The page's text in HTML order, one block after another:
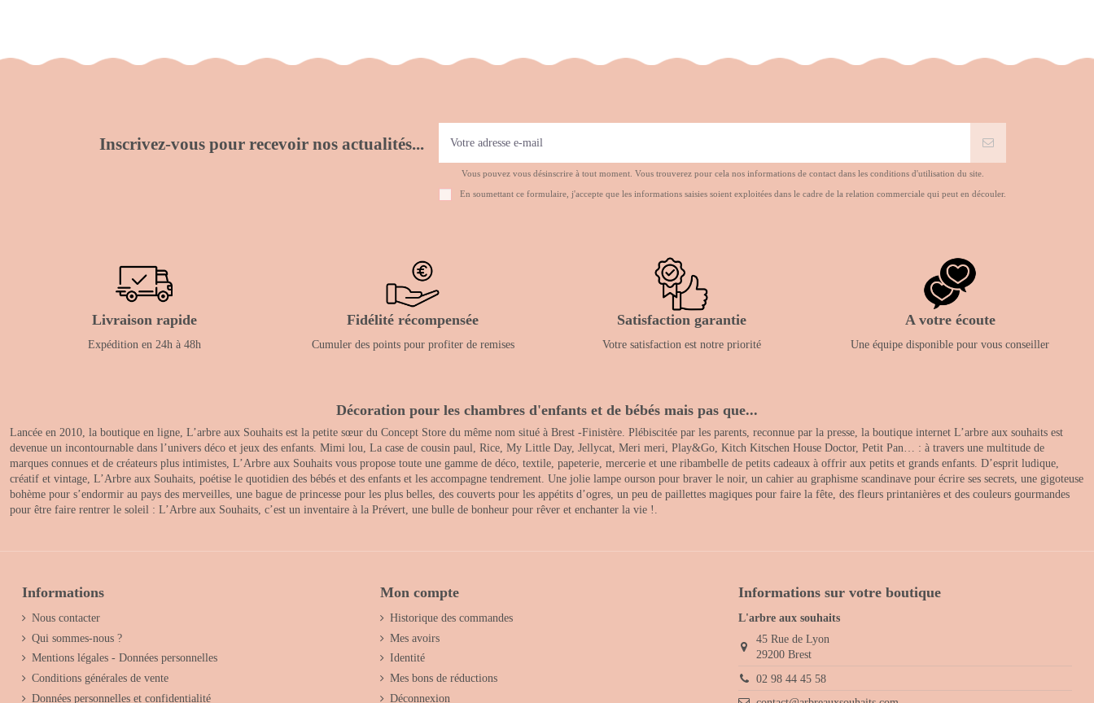
Inscrivez-vous pour recevoir nos actualités...
Vous pouvez vous désinscrire à tout moment. Vous trouverez pour cela nos informations de contact dans les conditions d'utilisation du site.
En soumettant ce formulaire, j'accepte que les informations saisies soient exploitées dans le cadre de la relation commerciale qui peut en découler.
Livraison rapide
Expédition en 24h à 48h
Fidélité récompensée
Cumuler des points pour profiter de remises
Satisfaction garantie
Votre satisfaction est notre priorité
A votre écoute
Une équipe disponible pour vous conseiller
Décoration pour les chambres d'enfants et de bébés mais pas que...
Lancée en 2010, la boutique en ligne, L’arbre aux Souhaits est la petite sœur du Concept Store du même nom situé à Brest -Finistère. Plébiscitée par les parents, reconnue par la presse, la boutique internet L’arbre aux souhaits est
devenue un incontournable dans l’univers déco et jeux des enfants. Mimi lou, La case de cousin paul, Rice, My Little Day, Jellycat, Meri meri, Play&Go, Kitch Kitschen House Doctor, Petit Pan… : à travers une multitude de
marques connues et de créateurs plus intimistes, L’Arbre aux Souhaits vous propose toute une gamme de déco, textile, papeterie, mercerie et une ribambelle de petits cadeaux à offrir aux petits et grands enfants. D’esprit ludique,
créatif et vintage, L’Arbre aux Souhaits, poétise le quotidien des bébés et des enfants et les accompagne tendrement. Une jolie lampe ourson pour braver le noir, un cahier au graphisme scandinave pour écrire ses secrets, une gigoteuse
bohème pour s’endormir au pays des merveilles, une bague de princesse pour les plus belles, des couverts pour les appétits d’ogres, un peu de paillettes magiques pour faire la fête, des fleurs printanières et des couleurs gourmandes
pour être faire rentrer le soleil : L’Arbre aux Souhaits, c’est un inventaire à la Prévert, une bulle de bonheur pour rêver et enchanter la vie !.
Informations
Nous contacter
Qui sommes-nous ?
Mentions légales - Données personnelles
Conditions générales de vente
Données personnelles et confidentialité
Mon compte
Historique des commandes
Mes avoirs
Identité
Mes bons de réductions
Déconnexion
Informations sur votre boutique
L'arbre aux souhaits
45 Rue de Lyon
29200 Brest
02 98 44 45 58